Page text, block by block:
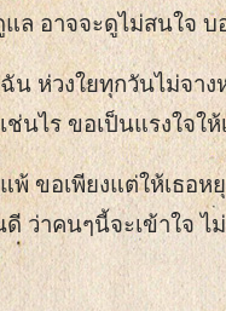
ล อาจจะดูไม่สนใจ
น ห่วงใยทุกวันไม่จาง
ช่นไร ขอเป็นแรงใจให้
พ้ ขอเพียงแต่ให้เธอห
ว่าคนๆนี้จะเข้าใจ ไ